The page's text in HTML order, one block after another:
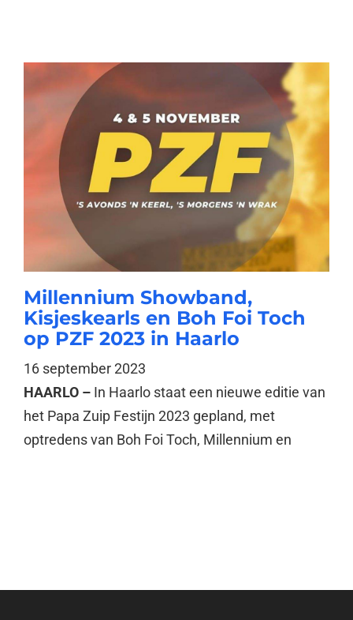
Millennium Showband,
Kisjeskearls en Boh Foi Toch
op PZF 2023 in Haarlo
16 september 2023
HAARLO – In Haarlo staat een nieuwe editie van
het Papa Zuip Festijn 2023 gepland, met
optredens van Boh Foi Toch, Millennium en